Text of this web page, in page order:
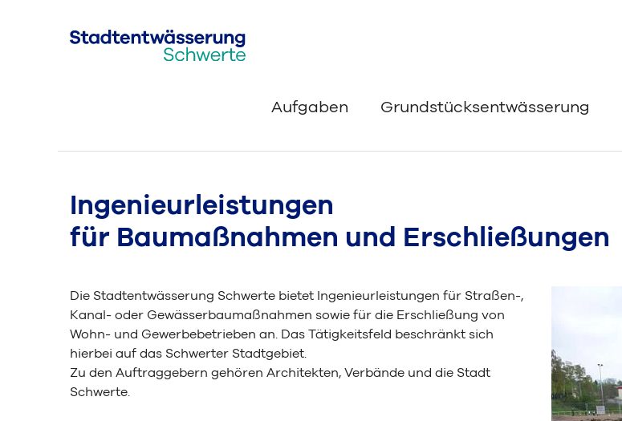
Aufgaben Grundstücksentwässerung
Ingenieurleistungen
für Baumaßnahmen und Erschließungen
Die Stadtentwässerung Schwerte bietet Ingenieurleistungen für Straßen-,
Kanal- oder Gewässerbaumaßnahmen sowie für die Erschließung von
Wohn- und Gewerbebetrieben an. Das Tätigkeitsfeld beschränkt sich
hierbei auf das Schwerter Stadtgebiet.
Zu den Auftraggebern gehören Architekten, Verbände und die Stadt
Schwerte.